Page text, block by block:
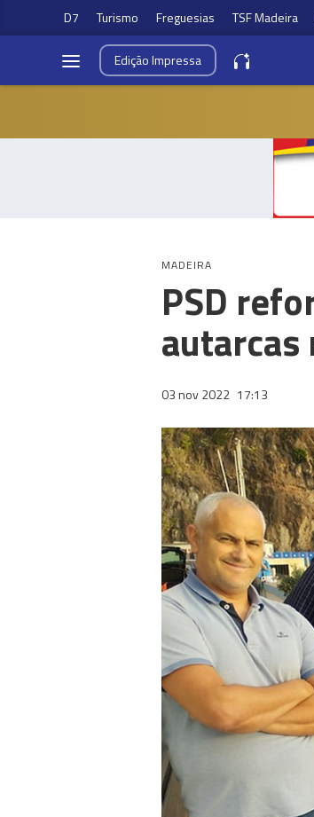
D7 Turismo Freguesias TSF Madeira
EdiçãoImpressa
MADEIRA
PSD
autarcas
03 nov 2022 17:13